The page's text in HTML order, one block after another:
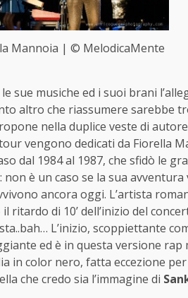
Mannoia | © MelodicaMente
sue musiche ed i suoi brani
altro che riassumere sarebbe
nella duplice veste di
vengono dedicati da Fiorella
dal 1984 al 1987, che sfidò le
è un caso se la sua
ancora oggi. L’artista
ritardo di 10’ dell’inizio del
L’inizio, scoppiettante
ed è in questa versione rap
in color nero, fatta eccezione
che credo sia l’immagine di